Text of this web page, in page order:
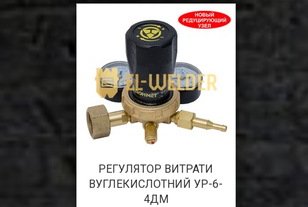
РЕГУЛЯТОР ВИТРАТИ
ВУГЛЕКИСЛОТНИЙ УР-6-
4ДМ